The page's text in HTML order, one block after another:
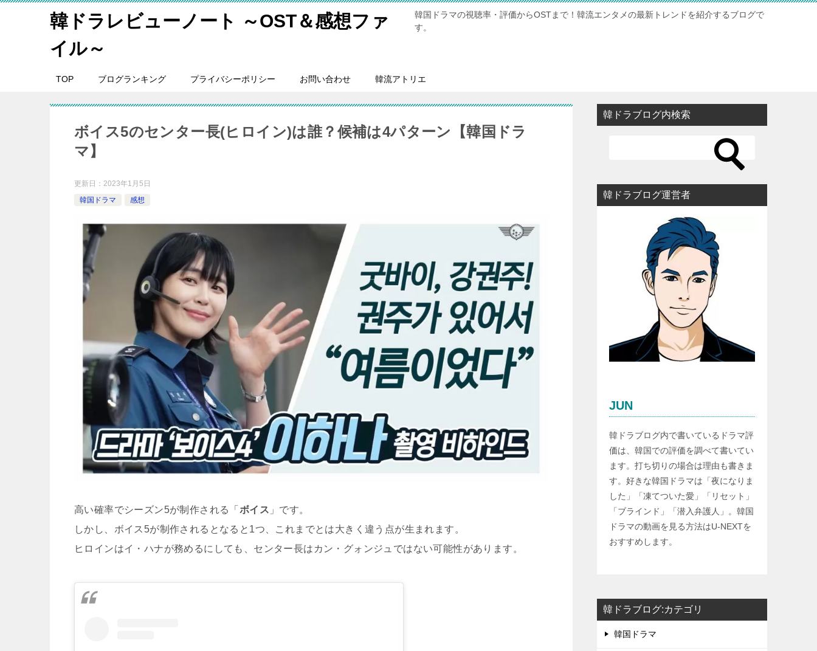
韓ドラレビューノート ～OST＆感想ファ
イル～
韓国ドラマの視聴率・評価からOSTまで！韓流エンタメの最新トレンドを紹介するブログで
す。
TOP ブログランキング プライバシーポリシー お問い合わせ 韓流アトリエ
ボイス5のセンター長(ヒロイン)は誰？候補は4パターン【韓国ドラ
マ】
更新日： 2023年1月5日
韓国ドラマ
感想
高い確率でシーズン5が制作される「 ボイス 」です。
しかし、ボイス5が制作されるとなると1つ、これまでとは大きく違う点が生まれます。
ヒロインはイ・ハナが務めるにしても、センター長はカン・グォンジュではない可能性があります。
韓ドラブログ内検索
韓ドラブログ運営者
JUN
韓ドラブログ内で書いているドラマ評
価は、韓国での評価を調べて書いてい
ます。打ち切りの場合は理由も書きま
す。好きな韓国ドラマは「夜になりま
した」「凍てついた愛」「リセット」
「ブラインド」「潜入弁護人」。韓国
ドラマの動画を見る方法はU-NEXTを
おすすめします。
韓ドラブログ:カテゴリ
韓国ドラマ